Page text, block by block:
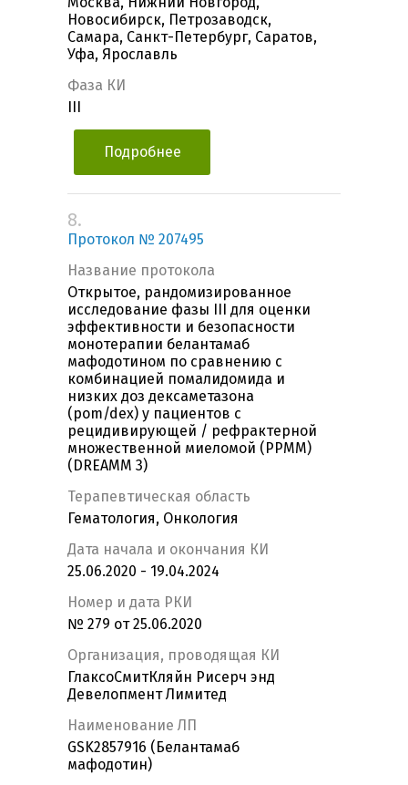
Новосибирск, Петрозаводск,
Самара, Санкт-Петербург, Саратов,
Уфа, Ярославль
Фаза КИ
Подробнее
8.
Протокол № 207495
Название протокола
Открытое, рандомизированное
исследование фазы III для оценки
эффективности и безопасности
монотерапии белантамаб
мафодотином по сравнению с
комбинацией помалидомида и
низких доз дексаметазона
(pom/dex) у пациентов с
рецидивирующей / рефрактерной
множественной миеломой (РРММ)
(DREAMM 3)
Терапевтическая область
Гематология, Онкология
Дата начала и окончания КИ
25.06.2020 - 19.04.2024
Номер и дата РКИ
№ 279 от 25.06.2020
Организация, проводящая КИ
ГлаксоСмитКляйн Рисерч энд
Девелопмент Лимитед
Наименование ЛП
GSK2857916 (Белантамаб
мафодотин)